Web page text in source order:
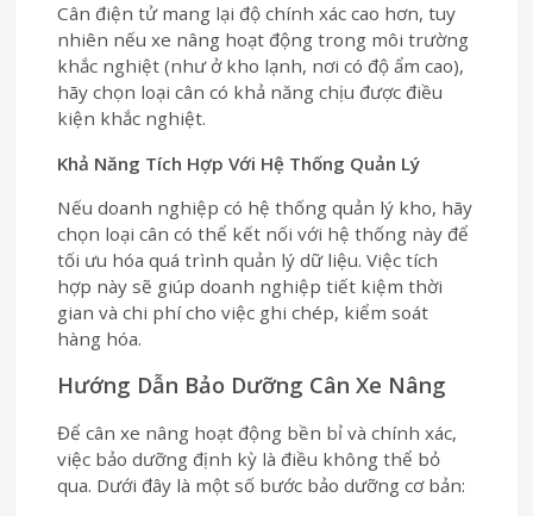
Cân điện tử mang lại độ chính xác cao hơn, tuy
nhiên nếu xe nâng hoạt động trong môi trường
khắc nghiệt (như ở kho lạnh, nơi có độ ẩm cao),
hãy chọn loại cân có khả năng chịu được điều
kiện khắc nghiệt.
Khả Năng Tích Hợp Với Hệ Thống Quản Lý
Nếu doanh nghiệp có hệ thống quản lý kho, hãy
chọn loại cân có thể kết nối với hệ thống này để
tối ưu hóa quá trình quản lý dữ liệu. Việc tích
hợp này sẽ giúp doanh nghiệp tiết kiệm thời
gian và chi phí cho việc ghi chép, kiểm soát
hàng hóa.
Hướng Dẫn Bảo Dưỡng Cân Xe Nâng
Để cân xe nâng hoạt động bền bỉ và chính xác,
việc bảo dưỡng định kỳ là điều không thể bỏ
qua. Dưới đây là một số bước bảo dưỡng cơ bản: